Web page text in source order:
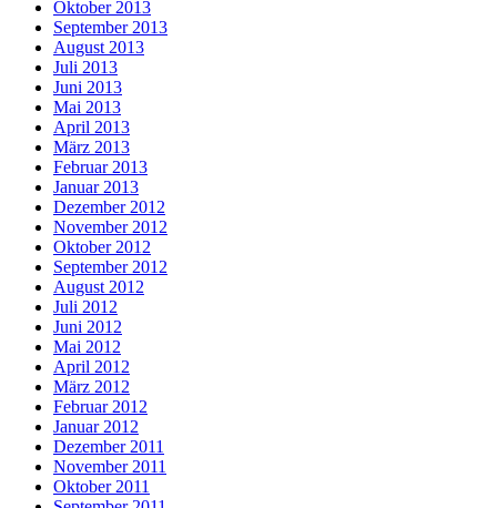
Oktober 2013
September 2013
August 2013
Juli 2013
Juni 2013
Mai 2013
April 2013
März 2013
Februar 2013
Januar 2013
Dezember 2012
November 2012
Oktober 2012
September 2012
August 2012
Juli 2012
Juni 2012
Mai 2012
April 2012
März 2012
Februar 2012
Januar 2012
Dezember 2011
November 2011
Oktober 2011